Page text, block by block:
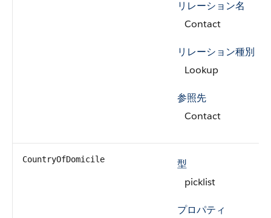
リレーション名
Contact
リレーション種別
Lookup
参照先
Contact
CountryOfDomicile
型
picklist
プロパティ